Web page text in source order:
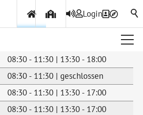
Login
08:30 - 11:30 | 13:30 - 18:00
08:30 - 11:30 | geschlossen
08:30 - 11:30 | 13:30 - 17:00
08:30 - 11:30 | 13:30 - 17:00